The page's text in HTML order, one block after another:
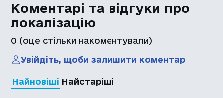
Коментарі та відгуки про
локалізацію
0 (оце стільки накоментували)
Увійдіть, щоби залишити коментар
Найновіші Найстаріші